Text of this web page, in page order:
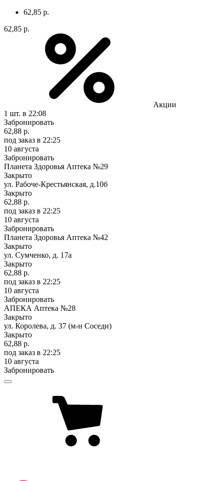
62,85 р.
62,85 р.
Акции
1 шт. в 22:08
Забронировать
62,88 р.
под заказ в 22:25
10 августа
Забронировать
Планета Здоровья Аптека №29
Закрыто
ул. Рабоче-Крестьянская, д.10б
Закрыто
62,88 р.
под заказ в 22:25
10 августа
Забронировать
Планета Здоровья Аптека №42
Закрыто
ул. Сумченко, д. 17а
Закрыто
62,88 р.
под заказ в 22:25
10 августа
Забронировать
АПЕКА Аптека №28
Закрыто
ул. Королева, д. 37 (м-н Соседи)
Закрыто
62,88 р.
под заказ в 22:25
10 августа
Забронировать